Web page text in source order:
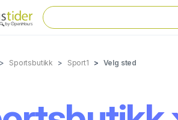
Sportsbutikk Sport1 Velg sted